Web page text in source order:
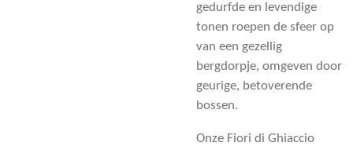
gedurfde en levendige
tonen roepen de sfeer op
van een gezellig
bergdorpje, omgeven door
geurige, betoverende
bossen.
Onze Fiori di Ghiaccio